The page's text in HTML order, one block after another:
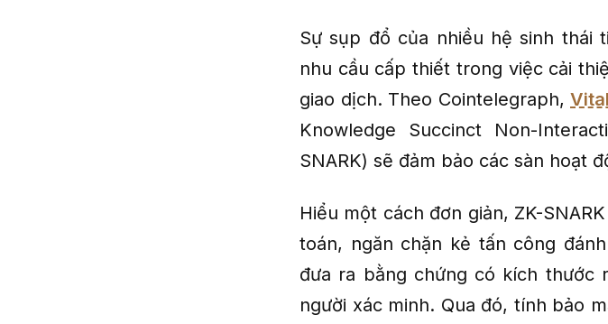
Sự sụp đổ của nhiều hệ sinh thái
nhu cầu cấp thiết trong việc cải
giao dịch. Theo Cointelegraph,
Knowledge Succinct Non-
SNARK) sẽ đảm bảo các sàn hoạt
Hiểu một cách đơn giản, ZK-
toán, ngăn chặn kẻ tấn công
đưa ra bằng chứng có kích thước
người xác minh. Qua đó, tính bảo